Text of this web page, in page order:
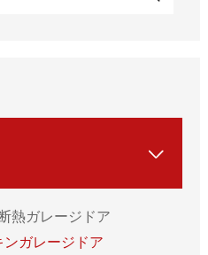

熱ガレージドア
ンガレージドア